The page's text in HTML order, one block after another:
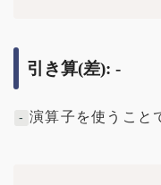
引き算(差): -
- 演算子を使うこと